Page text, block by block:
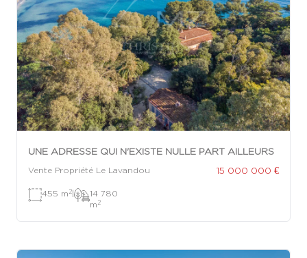
UNE ADRESSE QUI N'EXISTE NULLE PART AILLEURS
Vente Propriété Le Lavandou 15 000 000 €
455 m 2|
14 780
m 2